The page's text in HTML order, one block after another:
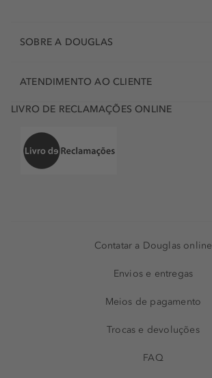
SOBRE A DOUGLAS
ATENDIMENTO AO CLIENTE
LIVRO DE RECLAMAÇÕES ONLINE
Contatar a Douglas online
Envios e entregas
Meios de pagamento
Trocas e devoluções
FAQ